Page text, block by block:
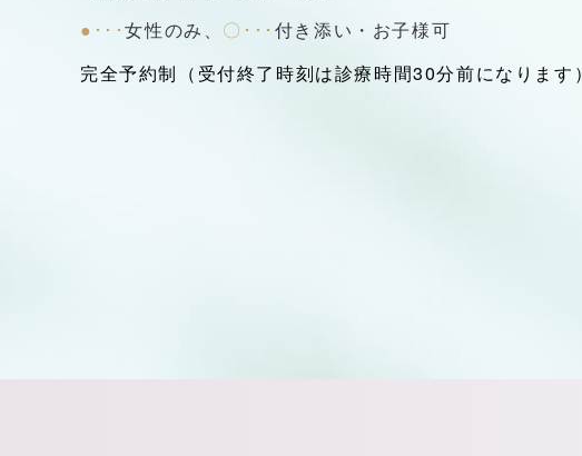
●･･･女性のみ、 〇･･･ 付き添い・お子様可
完全予約制（受付終了時刻は診療時間30分前になります）